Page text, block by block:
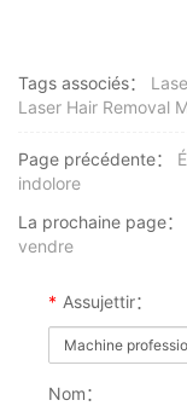
Tags associés：
Laser Hair Removal
Page précédente：
indolore
La prochaine page：
vendre
* Assujettir：
Nom：